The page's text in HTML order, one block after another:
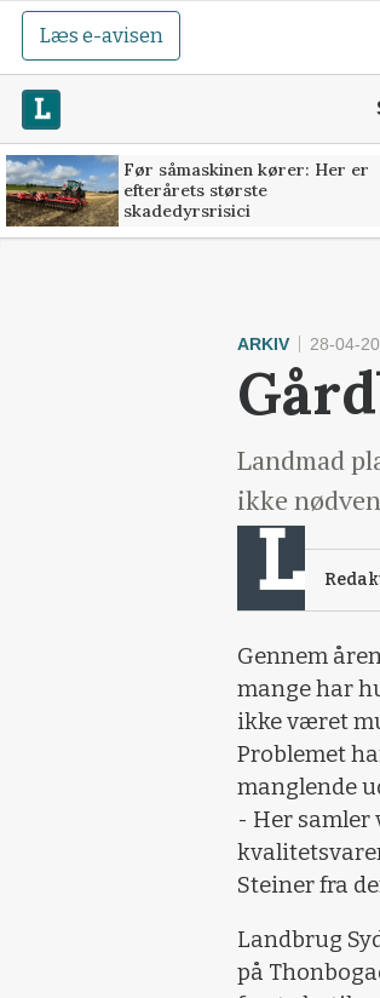
Læs e-avisen
Før såmaskinen kører: Her er
efterårets største
skadedyrsrisici
ARKIV 28-04-
Landmad
ikke
Gennem
mange har
ikke været
Problemet
manglende
- Her samler
Steiner fra
Landbrug
på